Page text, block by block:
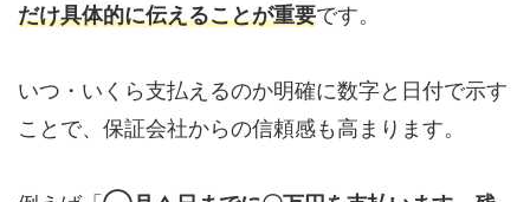
だけ具体的に伝えることが重要です。
いつ・いくら支払えるのか明確に数字と日付で示す
ことで、保証会社からの信頼感も高まります。